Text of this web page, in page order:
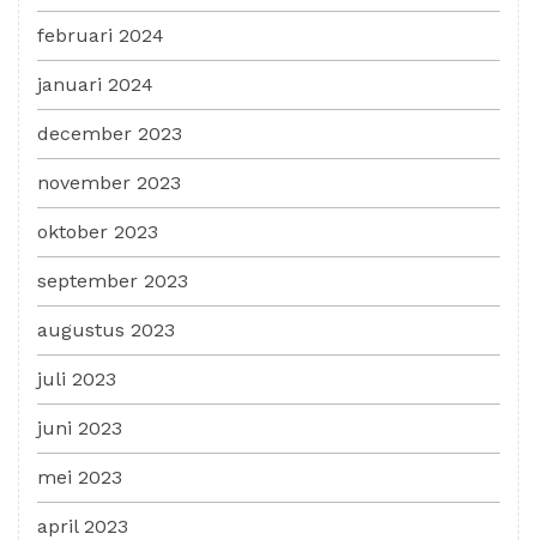
februari 2024
januari 2024
december 2023
november 2023
oktober 2023
september 2023
augustus 2023
juli 2023
juni 2023
mei 2023
april 2023